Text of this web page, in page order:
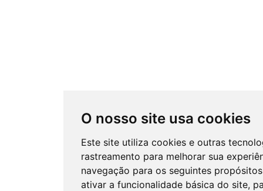
O nosso site usa cookies
Este site utiliza cookies e outras
rastreamento para melhorar sua
navegação para os seguintes
ativar a funcionalidade básica do site,